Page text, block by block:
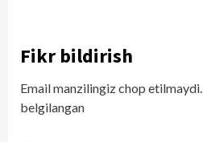
Fikr bildirish
Email manzilingiz chop etilmaydi.
belgilangan